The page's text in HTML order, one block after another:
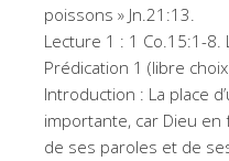
poissons » Jn.21:13.
Lecture 1 : 1 Co.15:1-8.
Prédication 1 (libre
Introduction : La place
importante, car Dieu
de ses paroles et de